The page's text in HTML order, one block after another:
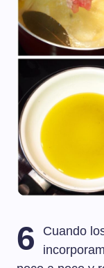
6
Cuando